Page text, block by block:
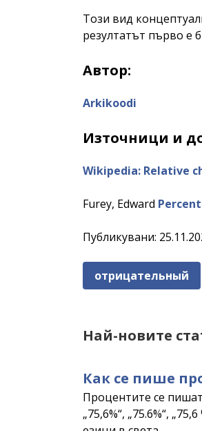
Този вид
резултатът първо е
Автор:
Arkikoodi
Източници и
Wikipedia: Relative
Furey, Edward
Публикувани:
отрицательный
Най-новите
Как се пише
Процентите се
„75,6%“, „75.6%“,